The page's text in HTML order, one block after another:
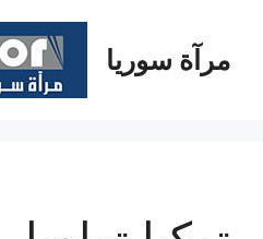
المحتوىمرآة سوريا